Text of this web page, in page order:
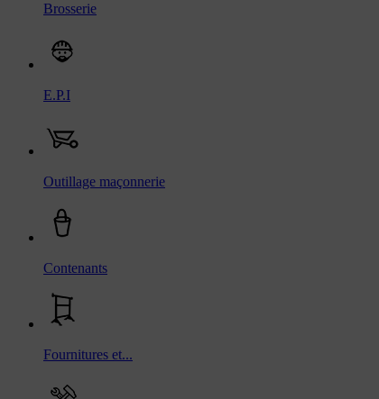
Brosserie
E.P.I
Outillage maçonnerie
Contenants
Fournitures et...